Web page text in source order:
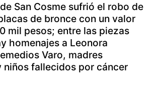
San Cosme sufrió el robo de
de bronce con un valor
mil pesos; entre las piezas
homenajes a Leonora
Varo, madres
niños fallecidos por cáncer